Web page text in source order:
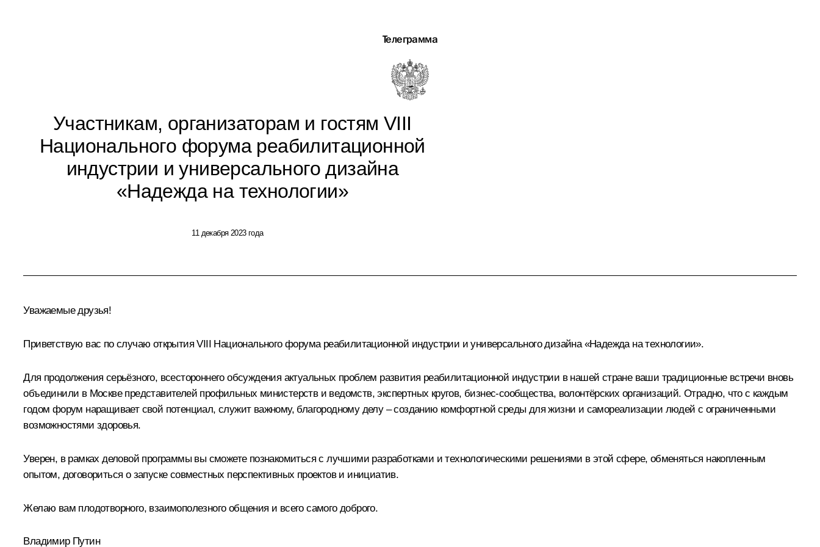
Телеграмма
Участникам, организаторам и гостям VIII
Национального форума реабилитационной
индустрии и универсального дизайна
«Надежда на технологии»
11 декабря 2023 года
Уважаемые друзья!
Приветствую вас по случаю открытия VIII Национального форума реабилитационной индустрии и универсального дизайна «Надежда на технологии».
Для продолжения серьёзного, всестороннего обсуждения актуальных проблем развития реабилитационной индустрии в нашей стране ваши традиционные встречи вновь
объединили в Москве представителей профильных министерств и ведомств, экспертных кругов, бизнес-сообщества, волонтёрских организаций. Отрадно, что с каждым
годом форум наращивает свой потенциал, служит важному, благородному делу – созданию комфортной среды для жизни и самореализации людей с ограниченными
возможностями здоровья.
Уверен, в рамках деловой программы вы сможете познакомиться с лучшими разработками и технологическими решениями в этой сфере, обменяться накопленным
опытом, договориться о запуске совместных перспективных проектов и инициатив.
Желаю вам плодотворного, взаимополезного общения и всего самого доброго.
Владимир Путин